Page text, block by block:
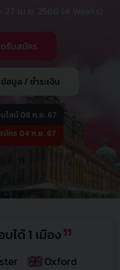
รับสมัคร
อมูล / ชำระเงิน
ไลน์ 08 ก.ย. 67
คร 04 ก.ย. 67
ได้ 1 เมือง
Oxford